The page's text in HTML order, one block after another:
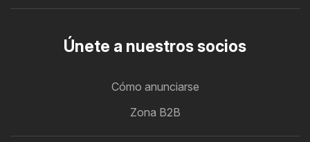
Únete a nuestros socios
Cómo anunciarse
Zona B2B